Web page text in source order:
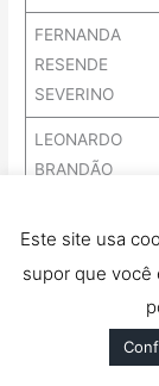
FERNANDA
RESENDE
SEVERINO
LEONARDO
BRANDÃO
Read More »
Este site usa
supor que você